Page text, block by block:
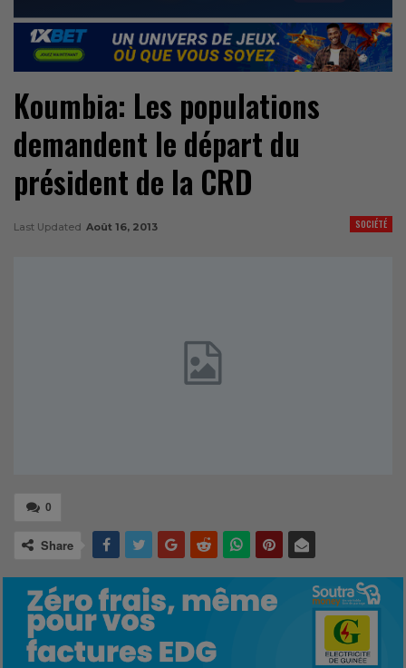
Koumbia: Les populations
demandent le départ du
président de la CRD
SOCIÉTÉ
Last Updated Août 16, 2013
0
Share